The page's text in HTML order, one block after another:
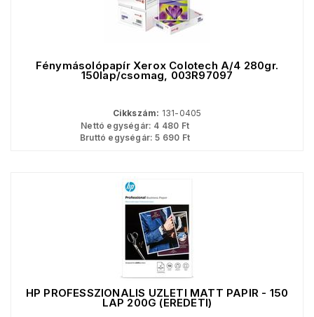
Fénymásolópapír Xerox Colotech A/4 280gr.
150lap/csomag, 003R97097
Cikkszám: 131-0405
Nettó egységár: 4 480 Ft
Bruttó egységár: 5 690 Ft
HP PROFESSZIONÁLIS ÜZLETI MATT PAPÍR - 150
LAP 200G (EREDETI)